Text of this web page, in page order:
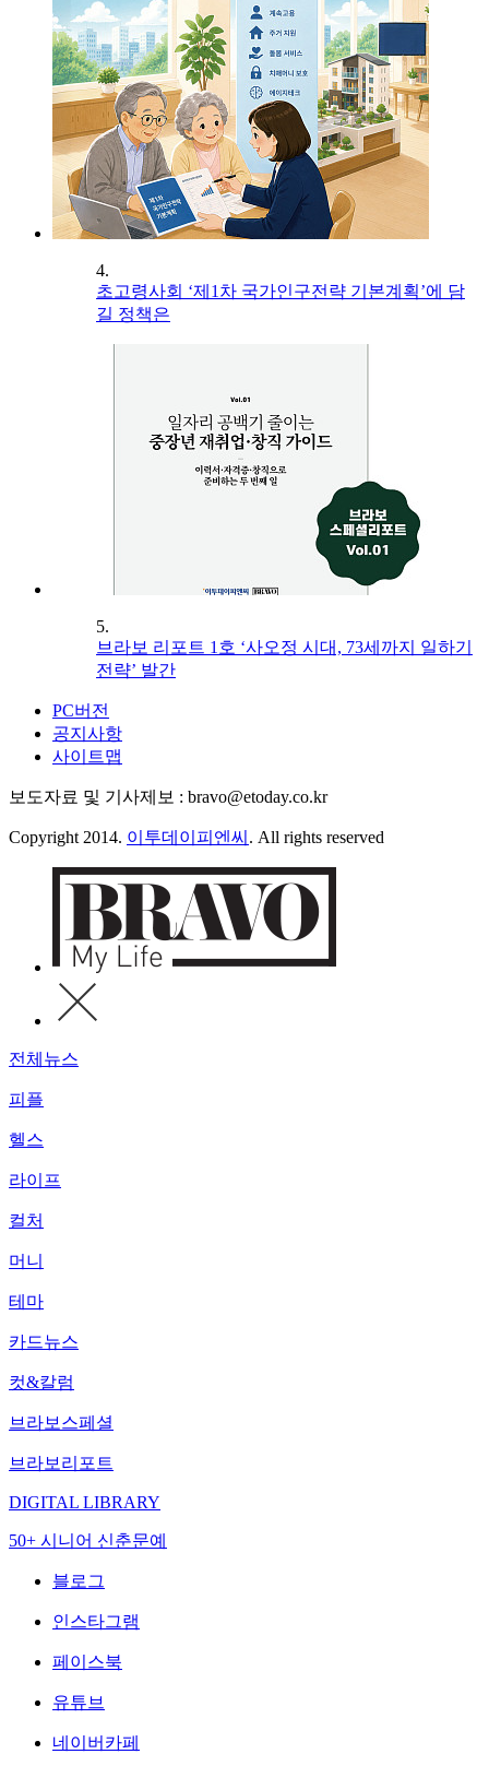
4.
초고령사회 ‘제1차 국가인구전략 기본계획’에 담
길 정책은
5.
브라보 리포트 1호 ‘사오정 시대, 73세까지 일하기
전략’ 발간
PC버전
공지사항
사이트맵
보도자료 및 기사제보 : bravo@etoday.co.kr
Copyright 2014. 이투데이피엔씨 . All rights reserved
전체뉴스
피플
헬스
라이프
컬처
머니
테마
카드뉴스
컷&칼럼
브라보스페셜
브라보리포트
DIGITAL LIBRARY
50+ 시니어 신춘문예
블로그
인스타그램
페이스북
유튜브
네이버카페